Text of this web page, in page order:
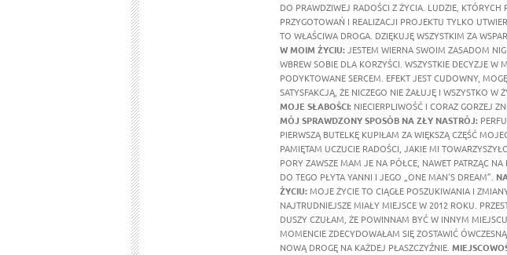
DO PRAWDZIWEJ RADOŚCI Z ŻYCIA. LUDZIE, KTÓRYCH
PRZYGOTOWAŃ I REALIZACJI PROJEKTU TYLKO
TO WŁAŚCIWA DROGA. DZIĘKUJĘ WSZYSTKIM ZA
W MOIM ŻYCIU:JESTEM WIERNA SWOIM ZASADOM
WBREW SOBIE DLA KORZYŚCI. WSZYSTKIE DECYZJE W
PODYKTOWANE SERCEM. EFEKT JEST CUDOWNY,
SATYSFAKCJĄ, ŻE NICZEGO NIE ŻAŁUJĘ I WSZYSTKO W
MOJE SŁABOŚCI: NIECIERPLIWOŚĆ I CORAZ GORZEJ
MÓJ SPRAWDZONY SPOSÓB NA ZŁY NASTRÓJ:
PIERWSZĄ BUTELKĘ KUPIŁAM ZA WIĘKSZĄ CZĘŚĆ
PAMIĘTAM UCZUCIE RADOŚCI, JAKIE MI
PORY ZAWSZE MAM JE NA PÓŁCE, NAWET PATRZĄC NA
DO TEGO PŁYTA YANNI I JEGO „ONE MAN'S DREAM”.
ŻYCIU:MOJE ŻYCIE TO CIĄGŁE POSZUKIWANIA I
NAJTRUDNIEJSZE MIAŁY MIEJSCE W 2012 ROKU.
DUSZY CZUŁAM, ŻE POWINNAM BYĆ W INNYM
MOMENCIE ZDECYDOWAŁAM SIĘ ZOSTAWIĆ
NOWĄ DROGĘ NA KAŻDEJ PŁASZCZYŹNIE.